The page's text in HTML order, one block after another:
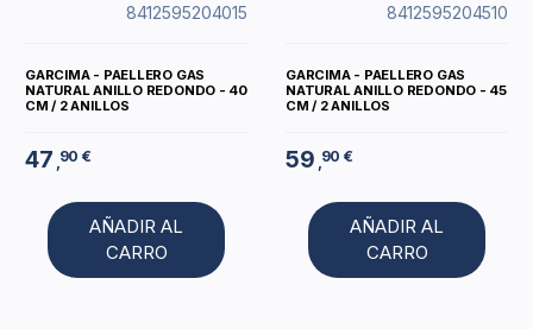
8412595204015
GARCIMA - PAELLERO GAS
NATURAL ANILLO REDONDO - 40
CM / 2 ANILLOS
47 90 €
AÑADIR AL
CARRO
8412595204510
GARCIMA - PAELLERO GAS
NATURAL ANILLO REDONDO - 45
CM / 2 ANILLOS
59 90 €
AÑADIR AL
CARRO